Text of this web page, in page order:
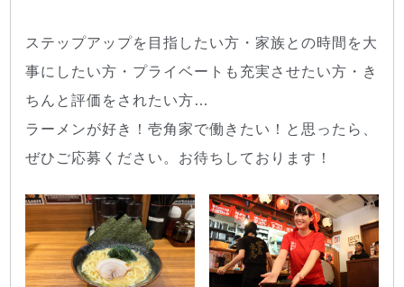
ステップアップを目指したい方・家族との時間を大
事にしたい方・プライベートも充実させたい方・き
ちんと評価をされたい方…
ラーメンが好き！壱角家で働きたい！と思ったら、
ぜひご応募ください。お待ちしております！